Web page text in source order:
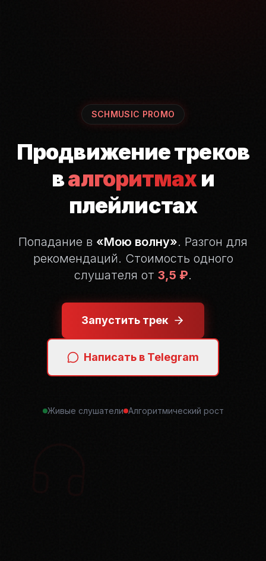
SCHMUSIC PROMO
Продвижение треков
валгоритмахи
плейлистах
Попадание в «Мою волну». Разгон для
рекомендаций. Стоимость одного
слушателя от 3,5 ₽.
Запустить трек
Написать в Telegram
Живые слушатели Алгоритмический рост